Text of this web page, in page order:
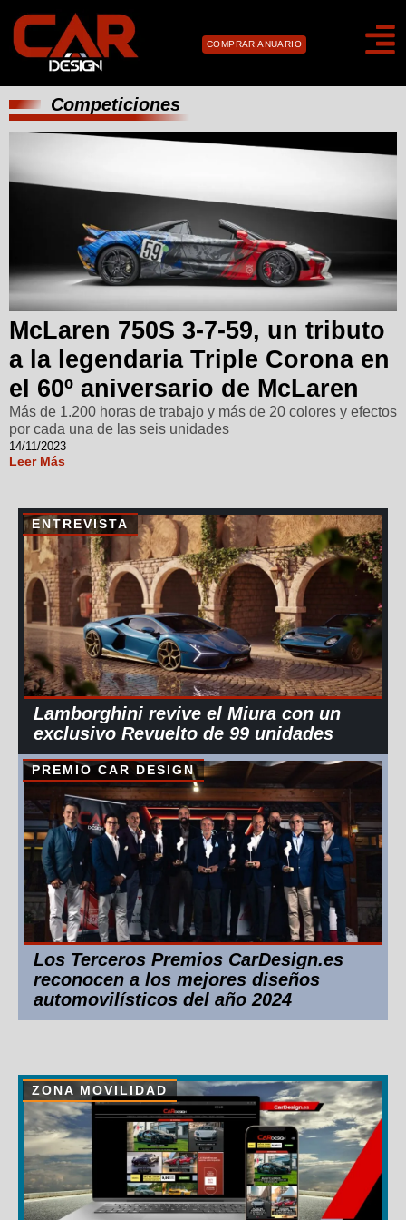
COMPRAR ANUARIO
Competiciones
McLaren 750S 3-7-59, un tributo
a la legendaria Triple Corona en
el 60º aniversario de McLaren
Más de 1.200 horas de trabajo y más de 20 colores y efectos
por cada una de las seis unidades
14/11/2023
Leer Más
ENTREVISTA
Lamborghini revive el Miura con un
exclusivo Revuelto de 99 unidades
PREMIO CAR DESIGN
Los Terceros Premios CarDesign.es
reconocen a los mejores diseños
automovilísticos del año 2024
ZONA MOVILIDAD